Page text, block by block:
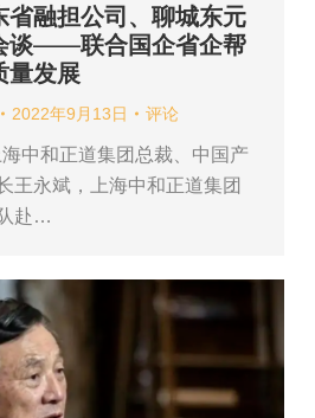
省融担公司、聊城东元
谈——联合国企省企帮
量发展
2022年9月13日 评论
中和正道集团总裁、中国产
王永斌，上海中和正道集团
赴…